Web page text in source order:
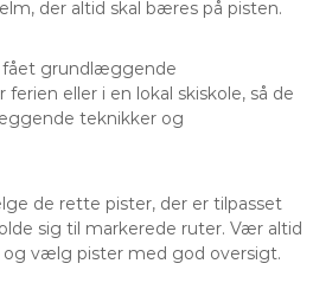
der altid skal bæres på pisten.
fået grundlæggende
eller i en lokal skiskole, så de
teknikker og
de rette pister, der er tilpasset
sig til markerede ruter. Vær altid
vælg pister med god oversigt.